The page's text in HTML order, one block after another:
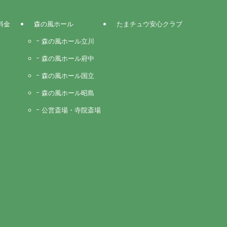
金 森の風ホール
森の風ホール立川
森の風ホール府中
森の風ホール国立
森の風ホール昭島
公営斎場・寺院斎場
たまチュウ安心クラブ